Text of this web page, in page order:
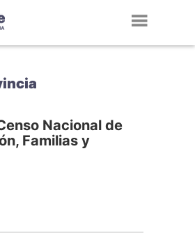
Nacional de
Familias y